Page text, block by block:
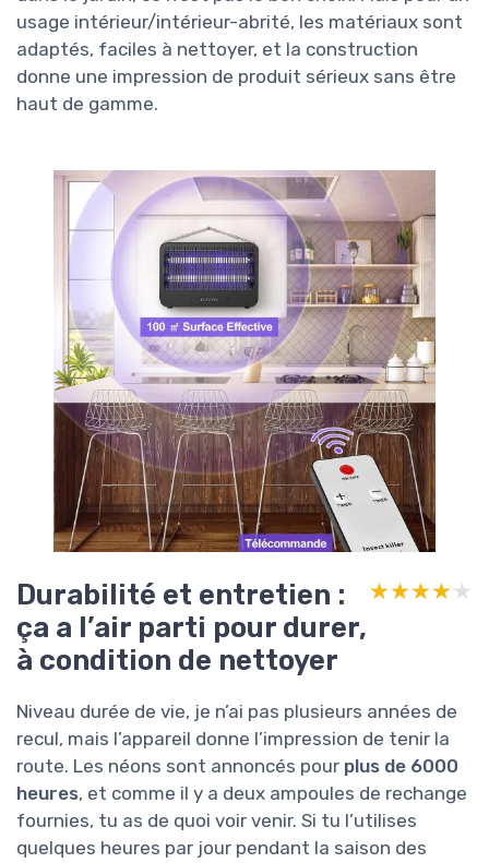
usage intérieur/intérieur-abrité, les matériaux sont
adaptés, faciles à nettoyer, et la construction
donne une impression de produit sérieux sans être
haut de gamme.
Durabilité et entretien :
ça a l’air parti pour durer,
à condition de nettoyer
★★★★★
★★★★★
Niveau durée de vie, je n’ai pas plusieurs années de
recul, mais l’appareil donne l’impression de tenir la
route. Les néons sont annoncés pour plus de 6000
heures, et comme il y a deux ampoules de rechange
fournies, tu as de quoi voir venir. Si tu l’utilises
quelques heures par jour pendant la saison des